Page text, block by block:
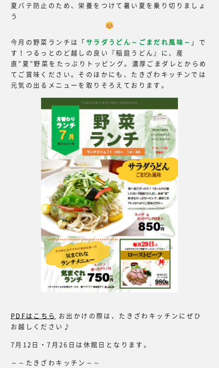
夏バテ防止のため、栄養をつけて暑い夏を乗り切りましょ
う
今月の野菜ランチは「サラダうどん～ごまだれ風味～ 」で
す！つるっとのど越しの良い『稲庭うどん』に、産
直”夏”野菜をたっぷりトッピング。濃厚ごまダレとからめ
てご賞味ください。そのほかにも、たきざわキッチンでは
元気の出るメニューを取りそろえております。
PDFはこちら お出かけの際は、たきざわキッチンにぜひ
お越しください♪
7月12日・7月26日は休館日となります。
～～たきざわキッチン～～